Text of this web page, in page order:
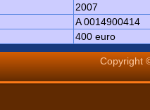
2007
A 0014900414
400 euro
Copyright